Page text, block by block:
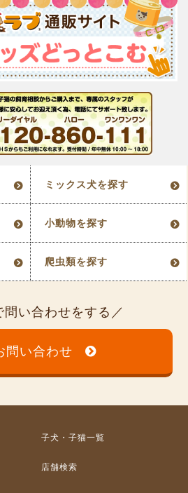
ミックス犬を探す
小動物を探す
爬虫類を探す
問い合わせをする
問い合わせ
子犬・子猫一覧
店舗検索